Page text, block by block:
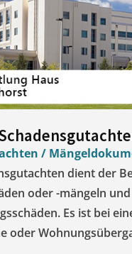
/
dient der
oder -mängeln und
Es ist bei
oder